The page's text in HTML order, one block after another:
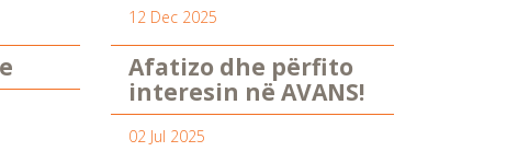
12 Dec 2025
Afatizo dhe përfito
interesin në AVANS!
02 Jul 2025